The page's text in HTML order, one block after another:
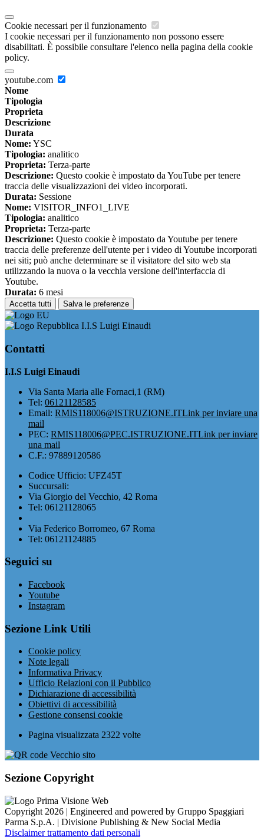
Cookie necessari per il funzionamento
I cookie necessari per il funzionamento non possono essere
disabilitati. È possibile consultare l'elenco nella pagina della cookie
policy.
youtube.com
Nome
Tipologia
Proprieta
Descrizione
Durata
Nome: YSC
Tipologia: analitico
Proprieta: Terza-parte
Descrizione: Questo cookie è impostato da YouTube per tenere
traccia delle visualizzazioni dei video incorporati.
Durata: Sessione
Nome: VISITOR_INFO1_LIVE
Tipologia: analitico
Proprieta: Terza-parte
Descrizione: Questo cookie è impostato da Youtube per tenere
traccia delle preferenze dell'utente per i video di Youtube incorporati
nei siti; può anche determinare se il visitatore del sito web sta
utilizzando la nuova o la vecchia versione dell'interfaccia di
Youtube.
Durata: 6 mesi
Accetta tutti Salva le preferenze
I.I.S Luigi Einaudi
Contatti
I.I.S Luigi Einaudi
Via Santa Maria alle Fornaci,1 (RM)
Tel: 06121128585
Email: RMIS118006@ISTRUZIONE.ITLink per inviare una
mail
PEC: RMIS118006@PEC.ISTRUZIONE.ITLink per inviare
una mail
C.F.: 97889120586
Codice Ufficio: UFZ45T
Succursali:
Via Giorgio del Vecchio, 42 Roma
Tel: 06121128065
Via Federico Borromeo, 67 Roma
Tel: 06121124885
Seguici su
Facebook
Youtube
Instagram
Sezione Link Utili
Cookie policy
Note legali
Informativa Privacy
Ufficio Relazioni con il Pubblico
Dichiarazione di accessibilità
Obiettivi di accessibilità
Gestione consensi cookie
Pagina visualizzata 2322 volte
Sezione Copyright
Copyright 2026 | Engineered and powered by Gruppo Spaggiari
Parma S.p.A. | Divisione Publishing & New Social Media
Disclaimer trattamento dati personali